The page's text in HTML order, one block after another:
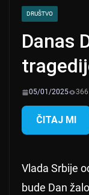
DRUŠTVO
Danas
05/01/2025
ČITAJ MI
Vlada Srbije
bude Dan